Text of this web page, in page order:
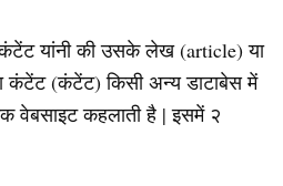
यांनी की उसके लेख (article) या
कंटेंट (कंटेंट) किसी अन्य डाटाबेस में
वेबसाइट कहलाती है | इसमें २